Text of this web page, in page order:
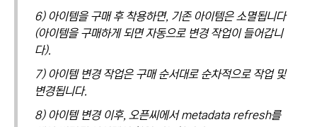
6) 아이템을 구매 후 착용하면, 기존 아이템은 소멸됩니다
(아이템을 구매하게 되면 자동으로 변경 작업이 들어갑니
다).
7) 아이템 변경 작업은 구매 순서대로 순차적으로 작업 및
변경됩니다.
8) 아이템 변경 이후, 오픈씨에서 metadata refresh를